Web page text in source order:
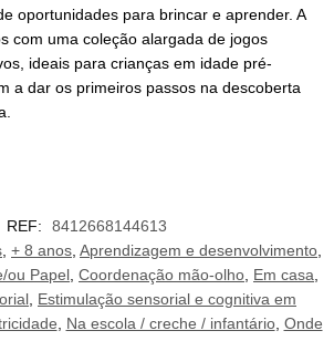
oportunidades para brincar e aprender. A
com uma coleção alargada de jogos
ideais para crianças em idade pré-
a dar os primeiros passos na descoberta
REF:
8412668144613
+ 8 anos Aprendizagem e desenvolvimento
ou Papel Coordenação mão-olho Em casa
Estimulação sensorial e cognitiva em
Na escola / creche / infantário, Onde